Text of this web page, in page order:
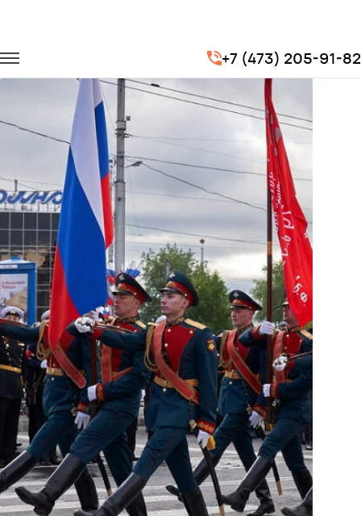
+7 (473) 205-91-82
Транспорт для госучреждений
Репетиции Парадов Победы